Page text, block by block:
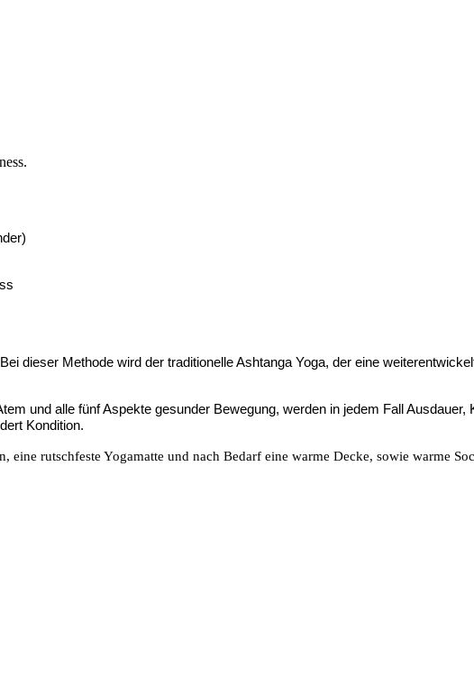
dieser Methode wird der traditionelle Ashtanga Yoga, der eine
und alle fünf Aspekte gesunder Bewegung, werden in jedem Fall
Kondition.
eine rutschfeste Yogamatte und nach Bedarf eine warme Decke, sowie warme